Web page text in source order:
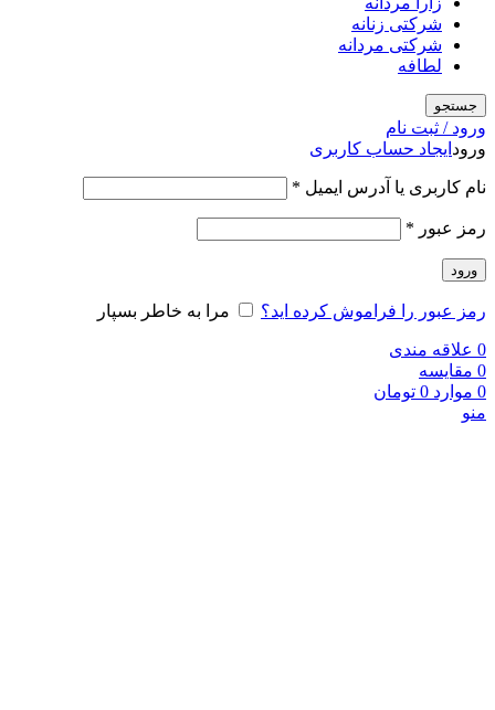
شرکتی زنانه
شرکتی مردانه
لطافه
جستجو
ورود / ثبت نام
ورود ایجاد حساب کاربری
نام کاربری یا آدرس ایمیل *
رمز عبور *
ورود
رمز عبور را فراموش کرده اید؟ مرا به خاطر بسپار
0 علاقه مندی
0 مقایسه
0 موارد 0 تومان
منو